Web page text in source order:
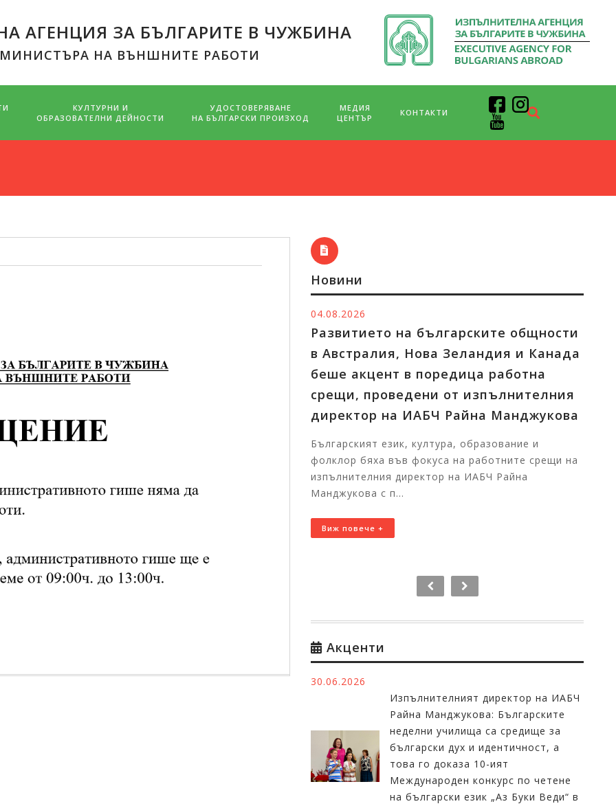
АГЕНЦИЯ ЗА БЪЛГАРИТЕ В ЧУЖБИНА
НА ВЪНШНИТЕ РАБОТИ
КУЛТУРНИ И
ОБРАЗОВАТЕЛНИ ДЕЙНОСТИ
УДОСТОВЕРЯВАНЕ
НА БЪЛГАРСКИ ПРОИЗХОД
МЕДИЯ
ЦЕНТЪР
КОНТАКТИ
Новини
04.08.2026
Развитието на българските общности
в Австралия, Нова Зеландия и Канада
беше акцент в поредица работна
срещи, проведени от изпълнителния
директор на ИАБЧ Райна Манджукова
Българският език, култура, образование и
фолклор бяха във фокуса на работните срещи на
изпълнителния директор на ИАБЧ Райна
Манджукова с п...
Виж повече +
Акценти
30.06.2026
Изпълнителният директор на ИАБЧ
Райна Манджукова: Българските
неделни училища са средище за
български дух и идентичност, а
това го доказа 10-ият
Международен конкурс по четене
на български език „Аз Буки Веди“ в